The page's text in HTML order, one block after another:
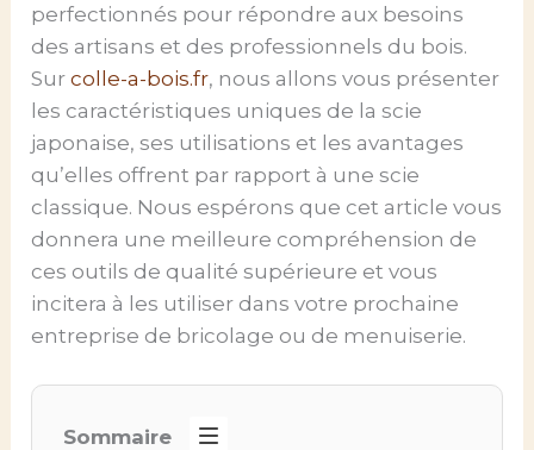
perfectionnés pour répondre aux besoins
des artisans et des professionnels du bois.
Surcolle-a-bois.fr, nous allons vous présenter
les caractéristiques uniques de la scie
japonaise, ses utilisations et les avantages
qu’elles offrent par rapport à une scie
classique. Nous espérons que cet article vous
donnera une meilleure compréhension de
ces outils de qualité supérieure et vous
incitera à les utiliser dans votre prochaine
entreprise de bricolage ou de menuiserie.
Sommaire